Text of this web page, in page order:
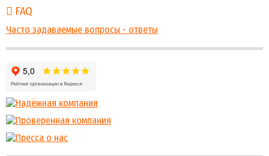
FAQ
Часто задаваемые вопросы - ответы